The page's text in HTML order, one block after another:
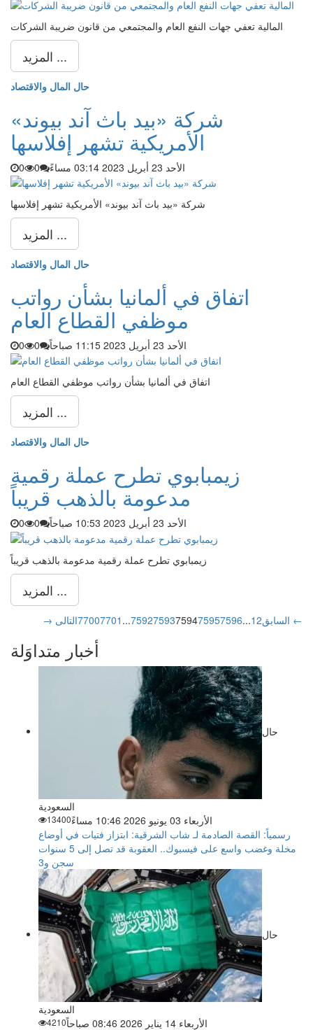
المالية تعفي جهات النفع العام والمجتمعي من قانون ضريبة الشركات
المزيد ...
حال المال والاقتصاد
شركة «بيد باث آند بيوند»
الأمريكية تشهر إفلاسها
الأحد 23 أبريل 2023 03:14 مساءً 0
0
شركة «بيد باث آند بيوند» الأمريكية تشهر إفلاسها
المزيد ...
حال المال والاقتصاد
اتفاق في ألمانيا بشأن رواتب
موظفي القطاع العام
الأحد 23 أبريل 2023 11:15 صباحاً 0
0
اتفاق في ألمانيا بشأن رواتب موظفي القطاع العام
المزيد ...
حال المال والاقتصاد
زيمبابوي تطرح عملة رقمية
مدعومة بالذهب قريباً
الأحد 23 أبريل 2023 10:53 صباحاً 0
0
زيمبابوي تطرح عملة رقمية مدعومة بالذهب قريباً
المزيد ...
→ السابق 12
...
75927593759475957596
...
77007701 التالى ←
أخبار متداوَلة
حال
السعودية
الأربعاء 03 يونيو 2026 10:46 مساءً
13400
رسمياً: القصة الصادمة لـ شاب الشرقية: ابتزاز فتيات في أوضاع
مخلة وغضب واسع على فيسبوك.. العقوبة قد تصل إلى 5 سنوات
سجن و3
حال
السعودية
الأربعاء 14 يناير 2026 08:46 صباحاً
4210